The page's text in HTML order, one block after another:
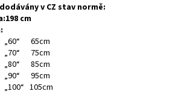
v CZ stav normě:
cm
„60“ 65cm
„70“ 75cm
„80“ 85cm
„90“ 95cm
„100“ 105cm